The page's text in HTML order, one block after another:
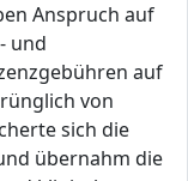
Anspruch auf
und
auf
von
sich die
übernahm die